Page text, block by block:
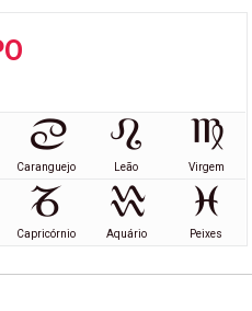
Caranguejo Leão Virgem
Capricórnio Aquário Peixes